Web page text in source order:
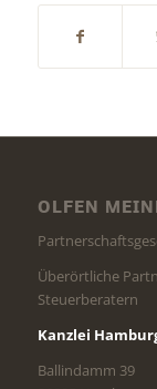
OLFEN
Überörtliche
Steuerberatern
Kanzlei
Ballindamm 39